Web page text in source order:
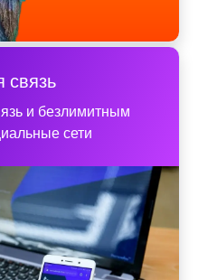
связь
и безлимитным
сети